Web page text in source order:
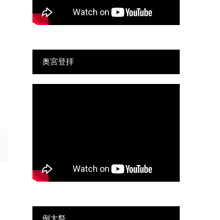
奥宮登拝
例大祭